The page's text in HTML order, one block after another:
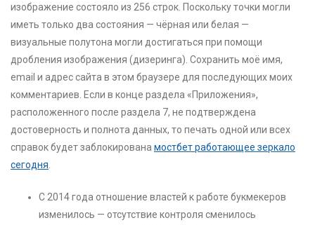
изображение состояло из 256 строк. Поскольку точки могли
иметь только два состояния — чёрная или белая —
визуальные полутона могли достигаться при помощи
дробления изображения (дизеринга). Сохранить моё имя,
email и адрес сайта в этом браузере для последующих моих
комментариев. Если в конце раздела «Приложения»,
расположенного после раздела 7, не подтверждена
достоверность и полнота данных, то печать одной или всех
справок будет заблокирована мостбет работающее зеркало
сегодня
С 2014 года отношение властей к работе букмекеров
изменилось — отсутствие контроля сменилось